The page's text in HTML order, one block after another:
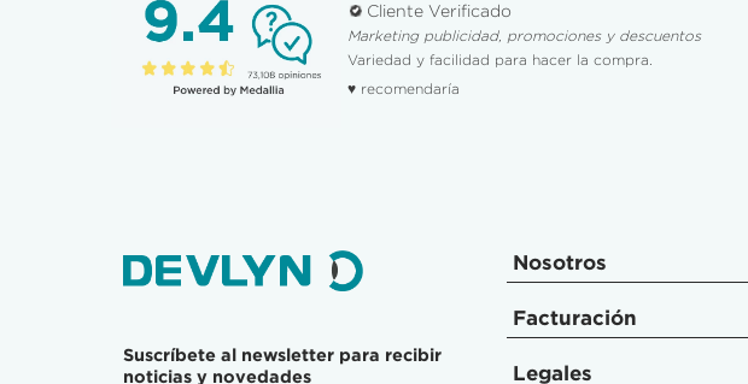
Cliente Verificado
Marketing publicidad, promociones y descuentos
Variedad y facilidad para hacer la compra.
♥ recomendaría
Suscríbete al newsletter para recibir
noticias y novedades
Nosotros
Facturación
Legales